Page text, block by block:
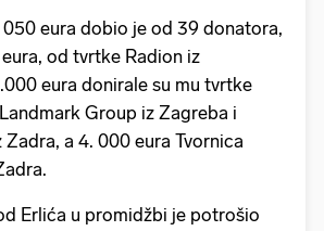
eura dobio je od 39 donatora,
od tvrtke Radion iz
eura donirale su mu tvrtke
Group iz Zagreba i
a 4. 000 eura Tvornica
Erlića u promidžbi je potrošio